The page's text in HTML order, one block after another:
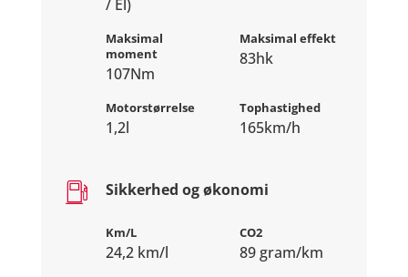
/ El)
Maksimal
moment
107Nm
Maksimal effekt
83hk
Motorstørrelse
1,2l
Tophastighed
165km/h
Sikkerhed og økonomi
Km/L
24,2 km/l
CO2
89 gram/km